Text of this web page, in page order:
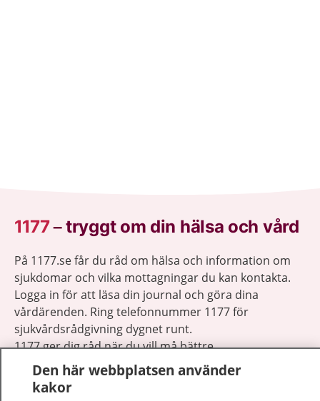
1177–tryggt om din hälsa och vård
På 1177.se får du råd om hälsa och information om
sjukdomar och vilka mottagningar du kan kontakta.
Logga in för att läsa din journal och göra dina
vårdärenden. Ring telefonnummer 1177 för
sjukvårdsrådgivning dygnet runt.
1177 ger dig råd när du vill må bättre.
Den här webbplatsen använder
kakor